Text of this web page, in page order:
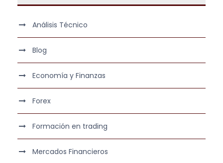
Análisis Técnico
Blog
Economía y Finanzas
Forex
Formación en trading
Mercados Financieros